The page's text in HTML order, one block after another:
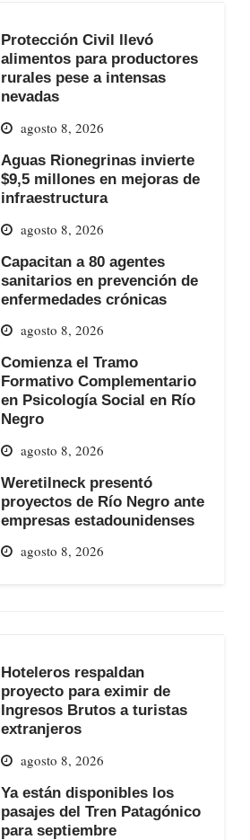
Protección Civil llevó
alimentos para productores
rurales pese a intensas
nevadas
agosto 8, 2026
Aguas Rionegrinas invierte
$9,5 millones en mejoras de
infraestructura
agosto 8, 2026
Capacitan a 80 agentes
sanitarios en prevención de
enfermedades crónicas
agosto 8, 2026
Comienza el Tramo
Formativo Complementario
en Psicología Social en Río
Negro
agosto 8, 2026
Weretilneck presentó
proyectos de Río Negro ante
empresas estadounidenses
agosto 8, 2026
Hoteleros respaldan
proyecto para eximir de
Ingresos Brutos a turistas
extranjeros
agosto 8, 2026
Ya están disponibles los
pasajes del Tren Patagónico
para septiembre